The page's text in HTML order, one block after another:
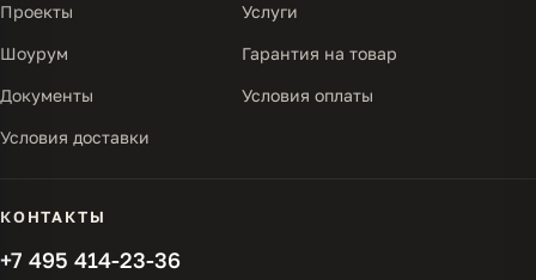
Проекты Услуги
Шоурум Гарантия на товар
Документы Условия оплаты
Условия доставки
КОНТАКТЫ
+7 495 414-23-36